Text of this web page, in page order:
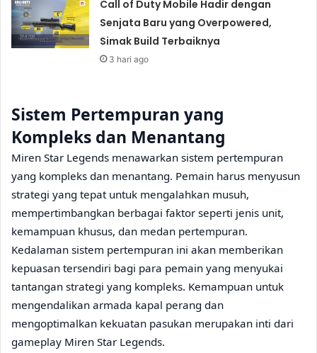
Call of Duty Mobile Hadir dengan
Senjata Baru yang Overpowered,
Simak Build Terbaiknya
3 hari ago
Sistem Pertempuran yang
Kompleks dan Menantang
Miren Star Legends menawarkan sistem pertempuran
yang kompleks dan menantang. Pemain harus menyusun
strategi yang tepat untuk mengalahkan musuh,
mempertimbangkan berbagai faktor seperti jenis unit,
kemampuan khusus, dan medan pertempuran.
Kedalaman sistem pertempuran ini akan memberikan
kepuasan tersendiri bagi para pemain yang menyukai
tantangan strategi yang kompleks. Kemampuan untuk
mengendalikan armada kapal perang dan
mengoptimalkan kekuatan pasukan merupakan inti dari
gameplay Miren Star Legends.